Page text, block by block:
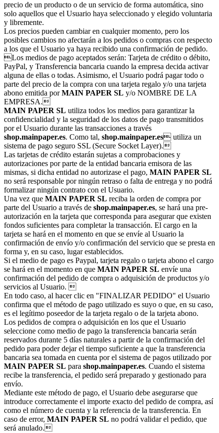
precio de un producto o de un servicio de forma automática, sino
solo aquellos que el Usuario haya seleccionado y elegido voluntaria
y libremente.
Los precios pueden cambiar en cualquier momento, pero los
posibles cambios no afectarán a los pedidos o compras con respecto
a los que el Usuario ya haya recibido una confirmación de pedido.
Los medios de pago aceptados serán: Tarjeta de crédito o débito,
PayPal, y Transferencia bancaria cuando la empresa decida activar
alguna de ellas o todas. Asimismo, el Usuario podrá pagar todo o
parte del precio de la compra con una tarjeta regalo y/o una tarjeta
abono emitida porMAIN PAPER SL y/o NOMBRE DE LA
EMPRESA.
MAIN PAPER SL utiliza todos los medios para garantizar la
confidencialidad y la seguridad de los datos de pago transmitidos
por el Usuario durante las transacciones a través
shop.mainpaper.es. Como tal, shop.mainpaper.es utiliza un
sistema de pago seguro SSL (Secure Socket Layer).
Las tarjetas de crédito estarán sujetas a comprobaciones y
autorizaciones por parte de la entidad bancaria emisora de las
mismas, si dicha entidad no autorizase el pago, MAIN PAPER SL
no será responsable por ningún retraso o falta de entrega y no podrá
formalizar ningún contrato con el Usuario.
Una vez que MAIN PAPER SL reciba la orden de compra por
parte del Usuario a través de shop.mainpaper.es, se hará una pre-
autorización en la tarjeta que corresponda para asegurar que existen
fondos suficientes para completar la transacción. El cargo en la
tarjeta se hará en el momento en que se envíe al Usuario la
confirmación de envío y/o confirmación del servicio que se presta en
forma y, en su caso, lugar establecidos.
Si el medio de pago es Paypal, tarjeta regalo o tarjeta abono el cargo
se hará en el momento en que MAIN PAPER SL envíe una
confirmación del pedido de compra o adquisición de productos y/o
servicios al Usuario. 
En todo caso, al hacer clic en "FINALIZAR PEDIDO" el Usuario
confirma que el método de pago utilizado es suyo o que, en su caso,
es el legítimo poseedor de la tarjeta regalo o de la tarjeta abono.
Los pedidos de compra o adquisición en los que el Usuario
seleccione como medio de pago la transferencia bancaria serán
reservados durante 5 días naturales a partir de la confirmación del
pedido para poder dejar el tiempo suficiente a que la transferencia
bancaria sea tomada en cuenta por el sistema de pagos utilizado por
MAIN PAPER SL para shop.mainpaper.es. Cuando el sistema
recibe la transferencia, el pedido será preparado y gestionado para
envío.
Mediante este método de pago, el Usuario debe asegurarse que
introduce correctamente el importe exacto del pedido de compra, así
como el número de cuenta y la referencia de la transferencia. En
caso de error, MAIN PAPER SL no podrá validar el pedido, que
será anulado.